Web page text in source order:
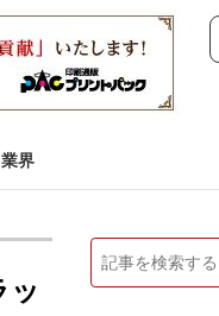
業界
ッ